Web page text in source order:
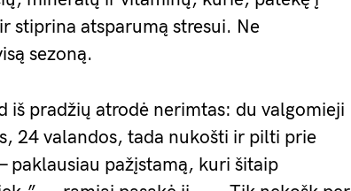
stiprina atsparumą stresui. Ne
sezoną.
iš pradžių atrodė nerimtas: du valgomieji
24 valandos, tada nukošti ir pilti prie
paklausiau pažįstamą, kuri šitaip